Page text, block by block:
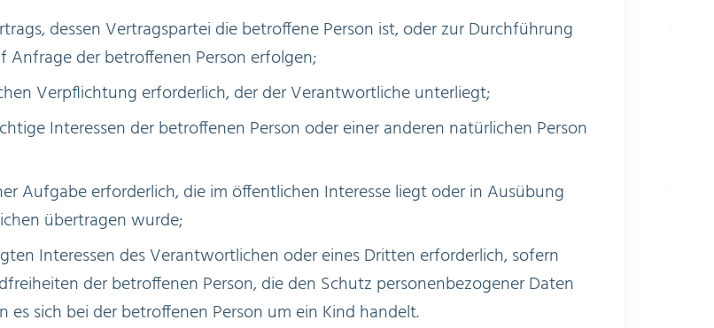
dessen Vertragspartei die betroffene Person ist, oder zur Durchführung
der betroffenen Person erfolgen;
Verpflichtung erforderlich, der der Verantwortliche unterliegt;
Interessen der betroffenen Person oder einer anderen natürlichen Person
Aufgabe erforderlich, die im öffentlichen Interesse liegt oder in Ausübung
übertragen wurde;
Interessen des Verantwortlichen oder eines Dritten erforderlich, sofern
der betroffenen Person, die den Schutz personenbezogener Daten
sich bei der betroffenen Person um ein Kind handelt.